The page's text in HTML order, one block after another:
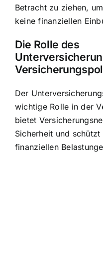
Betracht zu ziehen,
keine finanziellen
Die Rolle des
Der
wichtige Rolle in der
bietet
Sicherheit und
finanziellen